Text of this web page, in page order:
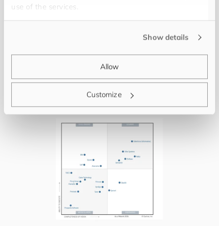
use of the services.
Show details
Allow
Customize
andyourcusto
mersist jetzt Platinum Partner von Stibo Systems
･ Jeannine Vythoulkas-Arnold
Kevin Kramp･ Jens Plattfaut･ Andreas Breu